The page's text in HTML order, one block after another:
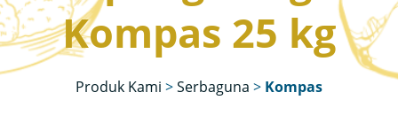
Kompas 25 kg
Produk Kami >Serbaguna > Kompas